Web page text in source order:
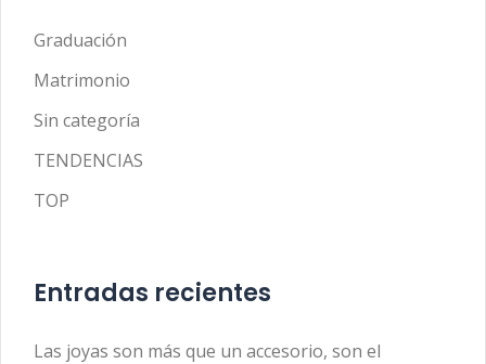
Graduación
Matrimonio
Sin categoría
TENDENCIAS
TOP
Entradas recientes
Las joyas son más que un accesorio, son el